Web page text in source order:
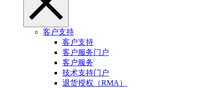
客户支持
客户支持
客户服务门户
客户服务
技术支持门户
退货授权（RMA）